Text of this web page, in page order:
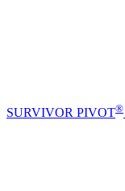
SURVIVOR PIVOT®